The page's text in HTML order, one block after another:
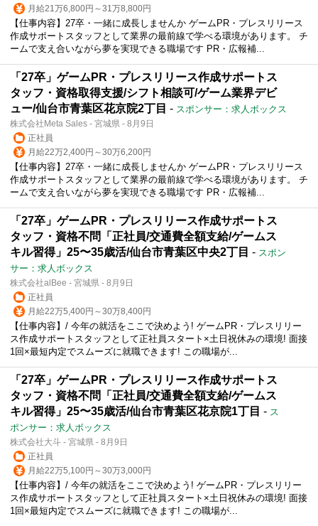
月給21万6,800円～31万8,800円
【仕事内容】27卒・一緒に成長しませんか ゲームPR・プレスリリース
作成サポートスタッフとして業界の最前線で学べる環境があります。 チ
ームで支え合いながら夢を実現できる職場です PR・広報補...
「27卒」ゲームPR・プレスリリース作成サポートス
タッフ・資格取得支援/シフト相談可/ゲーム業界デビ
ュー/仙台市青葉区花京院2丁目 - スポンサー：求人ボックス
株式会社Meta Sales - 宮城県 - 8月9日
正社員
月給22万2,400円～30万6,200円
【仕事内容】27卒・一緒に成長しませんか ゲームPR・プレスリリース
作成サポートスタッフとして業界の最前線で学べる環境があります。 チ
ームで支え合いながら夢を実現できる職場です PR・広報補...
「27卒」ゲームPR・プレスリリース作成サポートス
タッフ・資格不問「正社員/交通費全額支給/ゲームス
キル習得」25〜35歳活/仙台市青葉区中央2丁目 - スポン
サー：求人ボックス
株式会社alBee - 宮城県 - 8月9日
正社員
月給22万5,400円～30万8,400円
【仕事内容】/ 今年の就活をここで決めよう! ゲームPR・プレスリリー
ス作成サポートスタッフとして正社員スタート×土日祝休みの環境! 面接
1回×最短内定でスムーズに就職できます! この職場が...
「27卒」ゲームPR・プレスリリース作成サポートス
タッフ・資格不問「正社員/交通費全額支給/ゲームス
キル習得」25〜35歳活/仙台市青葉区花京院1丁目 - ス
ポンサー：求人ボックス
株式会社大斗 - 宮城県 - 8月9日
正社員
月給22万5,100円～30万3,000円
【仕事内容】/ 今年の就活をここで決めよう! ゲームPR・プレスリリー
ス作成サポートスタッフとして正社員スタート×土日祝休みの環境! 面接
1回×最短内定でスムーズに就職できます! この職場が...